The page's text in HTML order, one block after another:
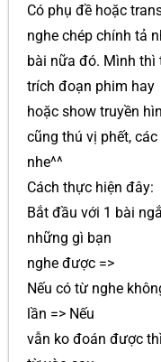
Có phụ đề hoặc
nghe chép chính tả
bài nữa đó. Mình thì
trích đoạn phim hay
hoặc show truyền
cũng thú vị phết,
nhe^^
Cách thực hiện đây:
Bắt đầu với 1 bài
những gì bạn
nghe được =>
Nếu có từ nghe
lần => Nếu
vẫn ko đoán được